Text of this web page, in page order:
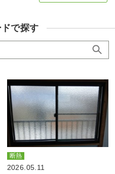
で探す
断熱
2026.05.11